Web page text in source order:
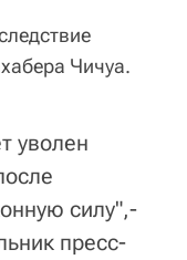
Чичуа.
уволен
силу",-
пресс-